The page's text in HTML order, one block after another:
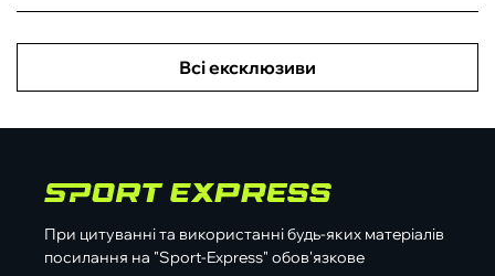
Всі ексклюзиви
При цитуванні та використанні будь-яких матеріалів
посилання на "Sport-Express" обов'язкове